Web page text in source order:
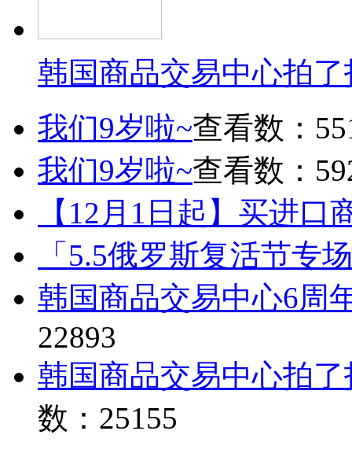
韩国商品交易中心拍
我们9岁啦~查看数：
我们9岁啦~查看数：
【12月1日起】买进口
「5.5俄罗斯复活节专
韩国商品交易中心6周
22893
韩国商品交易中心拍
数：25155